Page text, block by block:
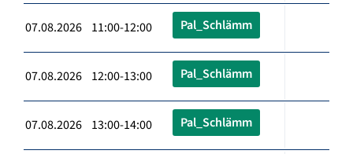
07.08.2026 11:00-12:00 Pal_Schlämm
07.08.2026 12:00-13:00 Pal_Schlämm
07.08.2026 13:00-14:00 Pal_Schlämm